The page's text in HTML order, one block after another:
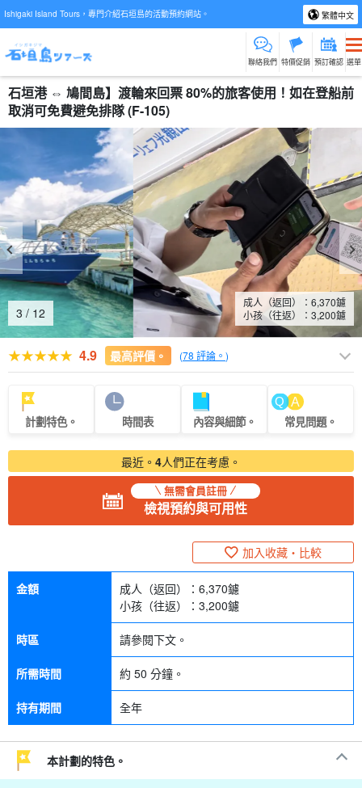
Ishigaki Island Tours，專門介紹石垣島的活動預約網站。 繁體中文
聯絡我們 特價促銷 預訂確認 選單
石垣港 ⇔ 鳩間島】渡輪來回票 80%的旅客使用！如在登船前
取消可免費避免排隊 (F-105)
4 / 12
成人（返回）： 6,370鑢
小孩（往返）： 3,200鑢
4.9 最高評價。 (78 評論。 )
計劃特色。 時間表 內容與細節。 常見問題。
最近。 4人們正在考慮。
無需會員註冊
檢視預約與可用性
加入收藏・比較
金額 成人（返回）： 6,370鑢
小孩（往返）： 3,200鑢
時區 請參閱下文。
所需時間 約 50 分鐘。
持有期間 全年
本計劃的特色。